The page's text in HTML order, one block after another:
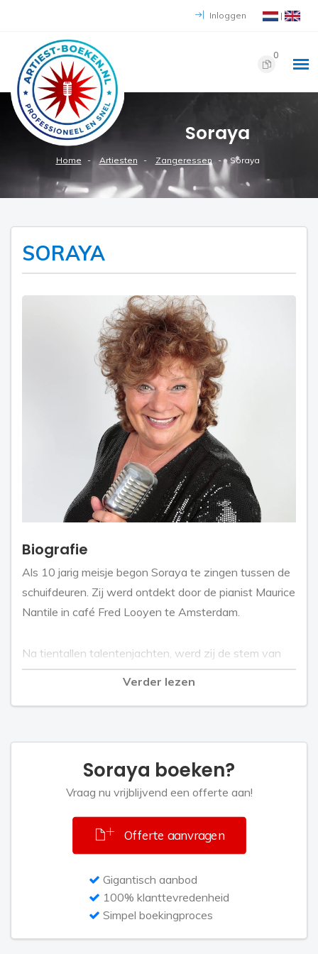
Inloggen |
0
Soraya
Home Artiesten Zangeressen Soraya
SORAYA
Biografie
Als 10 jarig meisje begon Soraya te zingen tussen de
schuifdeuren. Zij werd ontdekt door de pianist Maurice
Nantile in café Fred Looyen te Amsterdam.
Na tientallen talentenjachten, werd zij de stem van
Douwe Egberts koffie commercials. Al tapdansend
Soraya is een zangeres en performer in de breedste
zin van het woord. Alhoewel oude jazz en dixie haar
voorkeur genieten, bracht zij een prachtig cd-album uit
in 1992 met de titel Met Hart en Ziel.
Door de jaren heen heeft zij nog diverse cd singles
uitgebracht, zoals In een wereld zonder jou, Ik mis je
Verder lezen
Soraya boeken?
Vraag nu vrijblijvend een offerte aan!
Offerte aanvragen
Gigantisch aanbod
100% klanttevredenheid
Simpel boekingproces